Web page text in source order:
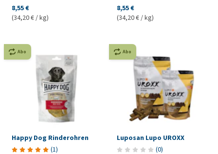
8,55 €
(34,20 € / kg)
8,55 €
(34,20 € / kg)
Abo
Happy Dog Rinderohren
(1)
Abo
Luposan Lupo UROXX
(0)